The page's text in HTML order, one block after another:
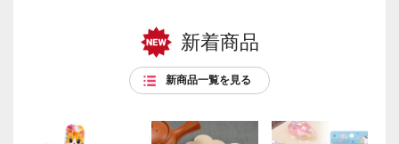
新着商品
新商品一覧を見る